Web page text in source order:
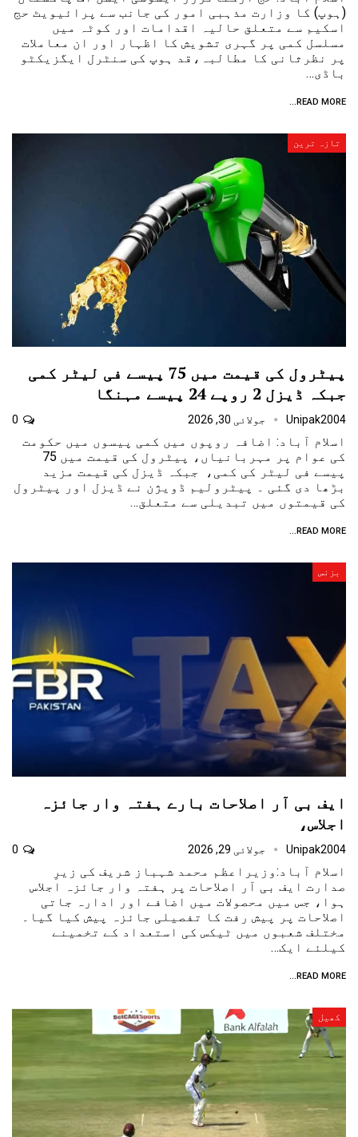
(ہوپ) کا وزارت مذہبی امور کی جانب سے پرائیویٹ حج
اسکیم سے متعلق حالیہ اقدامات اور کوٹہ میں
مسلسل کمی پر گہری تشویش کا اظہار اور ان معاملات
پر نظرثانی کا مطالبہ،قد ہوپ کی سنٹرل ایگزیکٹو
باڈی…
READ MORE...
تازہ ترین
پیٹرول کی قیمت میں 75 پیسے فی لیٹر کمی
جبکہ ڈیزل 2 روپے 24 پیسے مہنگا
Unipak2004 جولائی 30, 2026
اسلام آباد: اضافہ روپوں میں کمی پیسوں میں حکومت
کی عوام پر مہربانیاں، پیٹرول کی قیمت میں 75
پیسے فی لیٹر کی کمی، جبکہ ڈیزل کی قیمت مزید
بڑھا دی گئی ۔ پیٹرولیم ڈویژن نے ڈیزل اور پیٹرول
کی قیمتوں میں تبدیلی سے متعلق…
READ MORE...
بزنس
ایف بی آر اصلاحات بارے ہفتہ وار جائزہ
اجلاس،
Unipak2004 جولائی 29, 2026
اسلام آباد:وزیراعظم محمد شہباز شریف کی زیرِ
صدارت ایف بی آر اصلاحات پر ہفتہ وار جائزہ اجلاس
ہوا، جس میں محصولات میں اضافے اور ادارہ جاتی
اصلاحات پر پیش رفت کا تفصیلی جائزہ پیش کیا گیا۔
مختلف شعبوں میں ٹیکس کی استعداد کے تخمینے
کیلئے ایک…
READ MORE...
کھیل